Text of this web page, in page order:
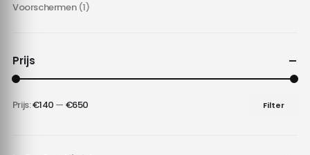
Voorschermen (1)
Prijs
Min.
Max.
Filter
Prijs:€140 — €650